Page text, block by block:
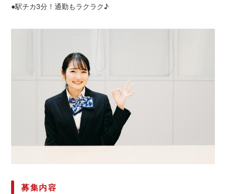
●駅チカ3分！通勤もラクラク♪
募集内容